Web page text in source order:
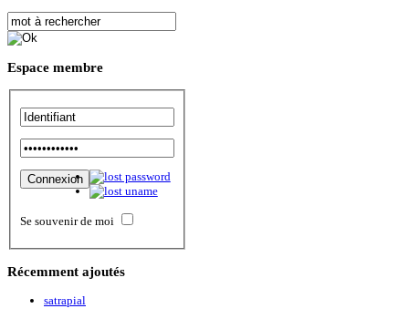
Espace membre
Se souvenir de moi
Récemment ajoutés
satrapial